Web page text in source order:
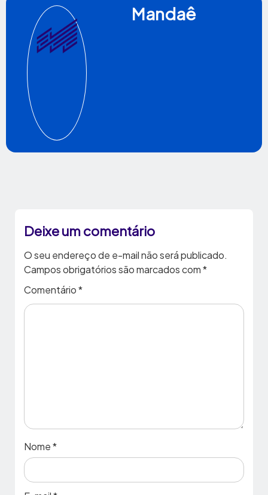
Mandaê
Deixe um comentário
O seu endereço de e-mail não será publicado.
Campos obrigatórios são marcados com*
Comentário*
Nome*